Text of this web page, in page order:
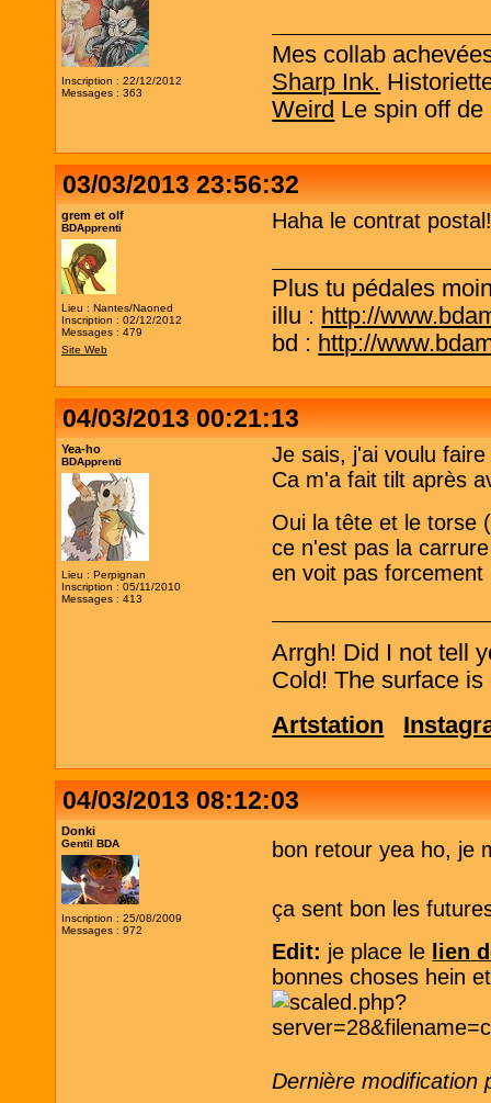
Inscription : 22/12/2012
Messages : 363
Mes collab
Sharp Ink.
Weird Le spin off
03/03/2013 23:56:32
grem et olf
BDApprenti
Lieu : Nantes/Naoned
Inscription : 02/12/2012
Messages : 479
Site Web
Haha le contrat
Plus tu pédales
illu : http://
bd : http://
04/03/2013 00:21:13
Yea-ho
BDApprenti
Lieu : Perpignan
Inscription : 05/11/2010
Messages : 413
Je sais, j'ai voulu
Ca m'a fait tilt après
Oui la tête et le torse
ce n'est pas la
en voit pas
Arrgh! Did I not tell
Cold! The surface
Artstation
04/03/2013 08:12:03
Donki
Gentil BDA
Inscription : 25/08/2009
Messages : 972
bon retour yea ho, je
ça sent bon les
Edit: je place le lien
bonnes choses hein
Dernière modification